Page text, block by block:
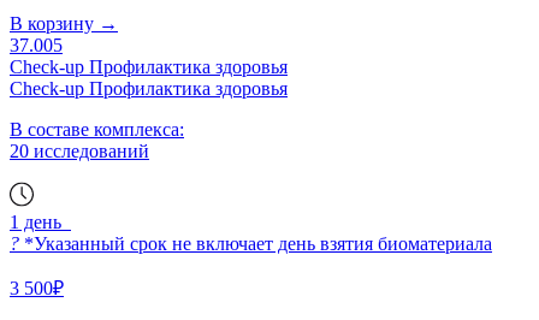
В корзину →
37.005
Check-up Профилактика здоровья
Check-up Профилактика здоровья
В составе комплекса:
20 исследований
1 день
? *Указанный срок не включает день взятия биоматериала
3 500₽